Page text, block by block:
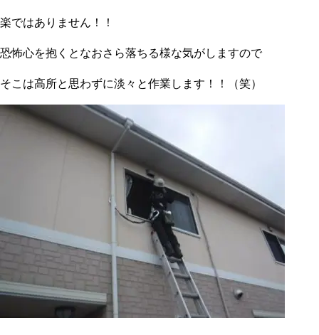
楽ではありません！！
恐怖心を抱くとなおさら落ちる様な気がしますので
そこは高所と思わずに淡々と作業します！！（笑）